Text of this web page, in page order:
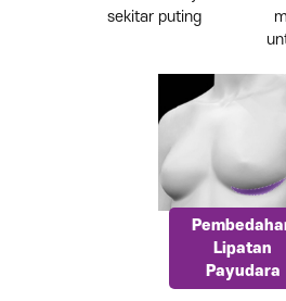
sekitar puting
Lipatan
Payudara